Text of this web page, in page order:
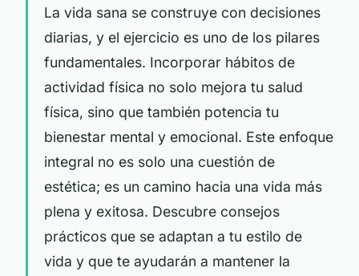
La vida sana se construye con decisiones
diarias, y el ejercicio es uno de los pilares
fundamentales. Incorporar hábitos de
actividad física no solo mejora tu salud
física, sino que también potencia tu
bienestar mental y emocional. Este enfoque
integral no es solo una cuestión de
estética; es un camino hacia una vida más
plena y exitosa. Descubre consejos
prácticos que se adaptan a tu estilo de
vida y que te ayudarán a mantener la